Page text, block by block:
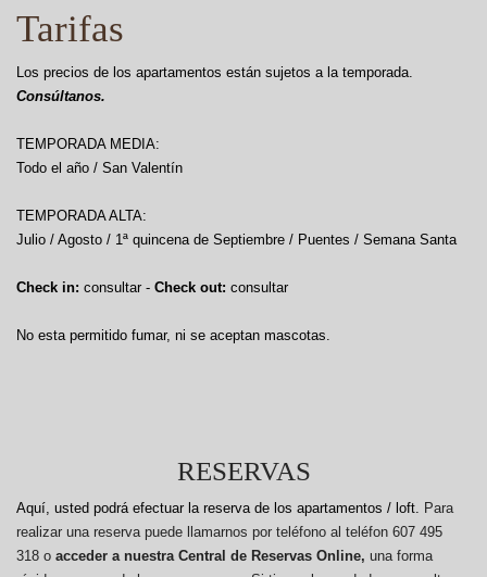
Tarifas
Los precios de los apartamentos están sujetos a la temporada.
Consúltanos.
TEMPORADA MEDIA:
Todo el año / San Valentín
TEMPORADA ALTA:
Julio / Agosto / 1ª quincena de Septiembre / Puentes / Semana Santa
Check in: consultar - Check out: consultar
No esta permitido fumar, ni se aceptan mascotas.
RESERVAS
Aquí, usted podrá efectuar la reserva de los apartamentos / loft. Para
realizar una reserva puede llamarnos por teléfono al teléfon 607 495
318 o acceder a nuestra Central de Reservas Online, una forma